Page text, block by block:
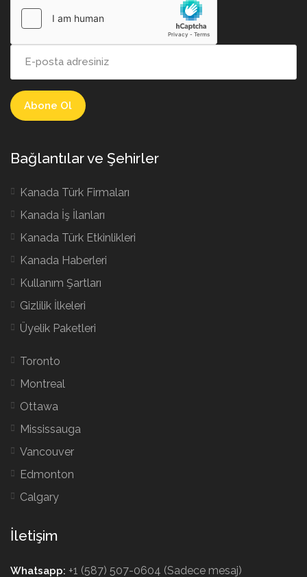
Bağlantılar ve Şehirler
Kanada Türk Firmaları
Kanada İş İlanları
Kanada Türk Etkinlikleri
Kanada Haberleri
Kullanım Şartları
Gizlilik İlkeleri
Üyelik Paketleri
Toronto
Montreal
Ottawa
Mississauga
Vancouver
Edmonton
Calgary
İletişim
Whatsapp: +1 (587) 507-0604 (Sadece mesaj)